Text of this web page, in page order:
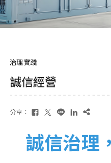
治理實踐
誠信經營
分享：
誠信治理